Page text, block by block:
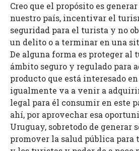
Creo que el propósito es
nuestro país, incentivar el
seguridad para el turista y no
un delito o a terminar en una
De alguna forma es proteger al
ámbito seguro y regulado para
producto que está interesado
igualmente va a venir a
legal para él consumir en este
ahí, por aprovechar esa
Uruguay, sobretodo de generar
promover la salud pública para